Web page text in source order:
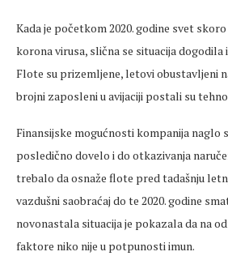
Kada je početkom 2020. godine svet
korona virusa, slična se situacija dogodila
Flote su prizemljene, letovi obustavljeni
brojni zaposleni u avijaciji postali su
Finansijske mogućnosti kompanija naglo
posledično dovelo i do otkazivanja
trebalo da osnaže flote pred tadašnju
vazdušni saobraćaj do te 2020. godine
novonastala situacija je pokazala da na
faktore niko nije u potpunosti imun.